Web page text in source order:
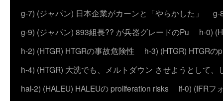
g-7) (ジャパン) 日本企業がカーンと「やらかした」
g-
g-9) (ジャパン) 893組長?? が兵器グレードのPu
h-0)
h-2) (HTGR) HTGRの事故危険性
h-3) (HTGR) HTGRの
h-4) (HTGR) 大洗でも、メルトダウン させようとして、
hal-2) (HALEU) HALEUの proliferation risks
if-0) (IFRフ